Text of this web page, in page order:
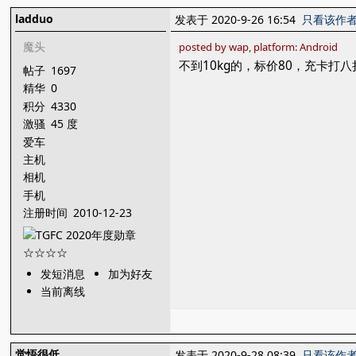
ladduo
魔头
帖子 1697
精华 0
积分 4330
激骚 45 度
爱车
主机
相机
手机
注册时间 2010-12-23
发短消息
加为好友
当前离线
发表于 2020-9-26 16:54 只看该作
posted by wap, platform: Android
不到10kg的，标价80，充卡打八